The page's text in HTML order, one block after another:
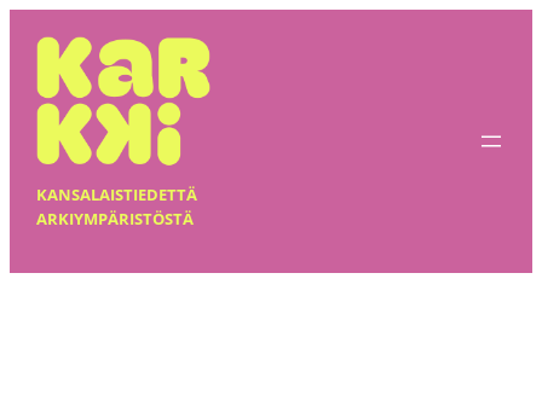
sisältöön
KANSALAISTIEDETTÄ
ARKIYMPÄRISTÖSTÄ